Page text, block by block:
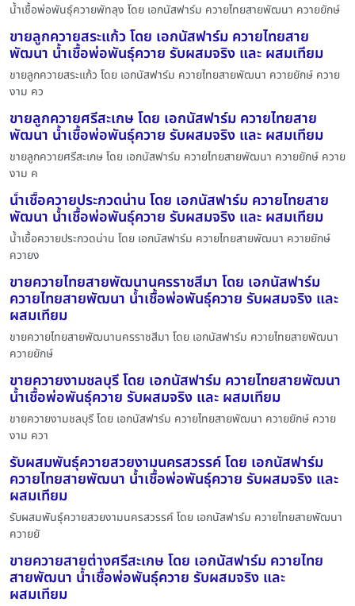
น้ำเชื้อพ่อพันธุ์ควายพัทลุง โดย เอกนัสฟาร์ม ควายไทยสายพัฒนา ควายยักษ์
ขายลูกควายสระแก้ว โดย เอกนัสฟาร์ม ควายไทยสาย
พัฒนา น้ำเชื้อพ่อพันธุ์ควาย รับผสมจริง และ ผสมเทียม
ขายลูกควายสระแก้ว โดย เอกนัสฟาร์ม ควายไทยสายพัฒนา ควายยักษ์ ควาย
งาม คว
ขายลูกควายศรีสะเกษ โดย เอกนัสฟาร์ม ควายไทยสาย
พัฒนา น้ำเชื้อพ่อพันธุ์ควาย รับผสมจริง และ ผสมเทียม
ขายลูกควายศรีสะเกษ โดย เอกนัสฟาร์ม ควายไทยสายพัฒนา ควายยักษ์ ควาย
งาม ค
น้ำเชื้อควายประกวดน่าน โดย เอกนัสฟาร์ม ควายไทยสาย
พัฒนา น้ำเชื้อพ่อพันธุ์ควาย รับผสมจริง และ ผสมเทียม
น้ำเชื้อควายประกวดน่าน โดย เอกนัสฟาร์ม ควายไทยสายพัฒนา ควายยักษ์
ควายง
ขายควายไทยสายพัฒนานครราชสีมา โดย เอกนัสฟาร์ม
ควายไทยสายพัฒนา น้ำเชื้อพ่อพันธุ์ควาย รับผสมจริง และ
ผสมเทียม
ขายควายไทยสายพัฒนานครราชสีมา โดย เอกนัสฟาร์ม ควายไทยสายพัฒนา
ควายยักษ์
ขายควายงามชลบุรี โดย เอกนัสฟาร์ม ควายไทยสายพัฒนา
น้ำเชื้อพ่อพันธุ์ควาย รับผสมจริง และ ผสมเทียม
ขายควายงามชลบุรี โดย เอกนัสฟาร์ม ควายไทยสายพัฒนา ควายยักษ์ ควาย
งาม ควา
รับผสมพันธุ์ควายสวยงามนครสวรรค์ โดย เอกนัสฟาร์ม
ควายไทยสายพัฒนา น้ำเชื้อพ่อพันธุ์ควาย รับผสมจริง และ
ผสมเทียม
รับผสมพันธุ์ควายสวยงามนครสวรรค์ โดย เอกนัสฟาร์ม ควายไทยสายพัฒนา
ควายยั
ขายควายสายต่างศรีสะเกษ โดย เอกนัสฟาร์ม ควายไทย
สายพัฒนา น้ำเชื้อพ่อพันธุ์ควาย รับผสมจริง และ
ผสมเทียม